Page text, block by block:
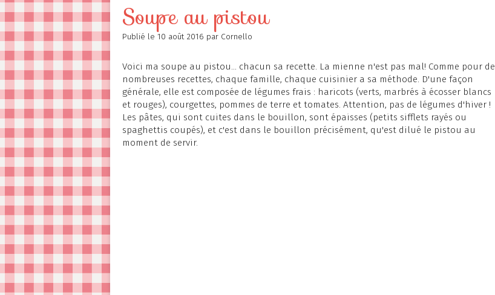
Soupe au pistou
Publié le 10 août 2016 par Cornello
Voici ma soupe au pistou... chacun sa recette. La mienne n'est pas mal! Comme pour de
nombreuses recettes, chaque famille, chaque cuisinier a sa méthode. D'une façon
générale, elle est composée de légumes frais : haricots (verts, marbrés à écosser blancs
et rouges), courgettes, pommes de terre et tomates. Attention, pas de légumes d'hiver !
Les pâtes, qui sont cuites dans le bouillon, sont épaisses (petits sifflets rayés ou
spaghettis coupés), et c'est dans le bouillon précisément, qu'est dilué le pistou au
moment de servir.